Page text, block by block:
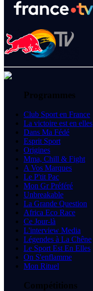
Programmes
Club Sport en France
La victoire est en elles
Dans Ma Fédé
Esprit Sport
Origines
Mma, Chill & Fight
A Vos Marques
Le P'tit Pac
Mon Gr Préféré
Unbreakable
La Grande Question
Africa Eco Race
Ce Jour-là
L'interview Media
Légendes à La Chêne
Le Sport Est En Elles
On S'enflamme
Mon Rituel
Compétitions